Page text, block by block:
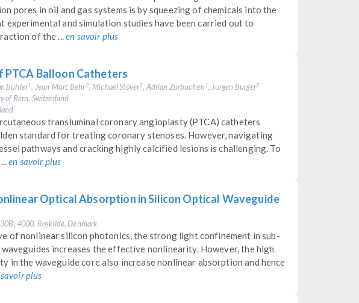
pores in oil and gas systems is by squeezing of chemicals into the
and simulation studies have been carried out to
of the ...en savoir plus
PTCA Balloon Catheters
Bühler1 , Jean-Marc Behr2, Michael Stöver2, Adrian Zurbuchen1, Jürgen Burger2
of Bern, Switzerland
transluminal coronary angioplasty (PTCA) catheters
standard for treating coronary stenoses. However, navigating
pathways and cracking highly calcified lesions is challenging. To
en savoir plus
Optical Absorption in Silicon Optical Waveguide
4000, Roskilde, Denmark
of nonlinear silicon photonics, the strong light confinement in sub-
increases the effective nonlinearity. However, the high
in the waveguide core also increase nonlinear absorption and hence
plus